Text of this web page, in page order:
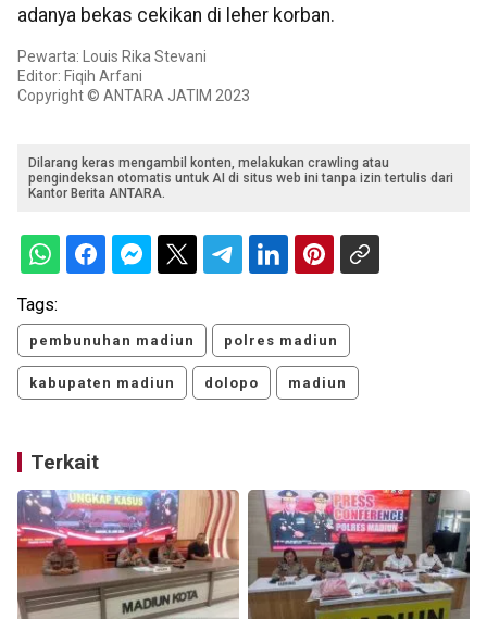
adanya bekas cekikan di leher korban.
Pewarta: Louis Rika Stevani
Editor: Fiqih Arfani
Copyright © ANTARA JATIM 2023
Dilarang keras mengambil konten, melakukan crawling atau
pengindeksan otomatis untuk AI di situs web ini tanpa izin tertulis dari
Kantor Berita ANTARA.
Tags:
pembunuhan madiun polres madiun
kabupaten madiun dolopo madiun
Terkait